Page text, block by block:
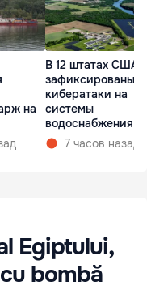
на
В 12 штатах США
зафиксированы
кибератаки на
системы
водоснабжения
7 часов назад
Egiptului,
bombă